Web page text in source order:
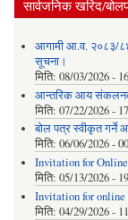
सार्वजनिक खरिद/
आगामी आ.व. २०८३/
सूचना।
मिति: 08/03/2026 -
आन्तरिक आय संकलनको
मिति: 07/22/2026 -
बोल पत्र स्वीकृत
मिति: 06/06/2026 -
Invitation for
मिति: 05/13/2026 -
Invitation for online
मिति: 04/29/2026 -